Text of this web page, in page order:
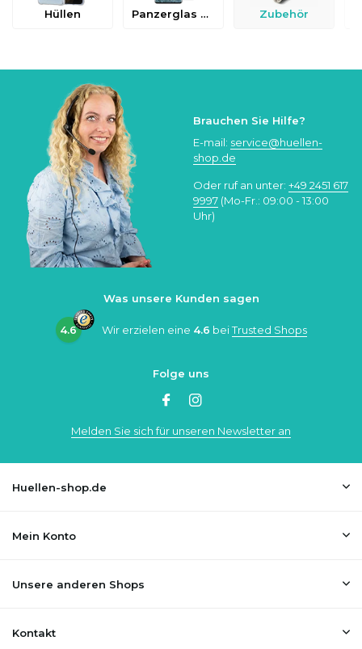
Hüllen Panzerglas & Schutzfolien Zubehör
Brauchen Sie Hilfe?
E-mail: service@huellen-
shop.de
Oder ruf an unter: +49 2451 617
9997 (Mo-Fr.: 09:00 - 13:00
Uhr)
Was unsere Kunden sagen
4.6 Wir erzielen eine 4.6 beiTrusted Shops
Folge uns
Melden Sie sich für unseren Newsletter an
Huellen-shop.de
Mein Konto
Unsere anderen Shops
Kontakt